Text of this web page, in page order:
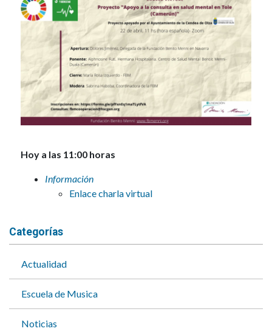
Hoy a las 11:00 horas
Información
Enlace charla virtual
Categorías
Actualidad
Escuela de Musica
Noticias